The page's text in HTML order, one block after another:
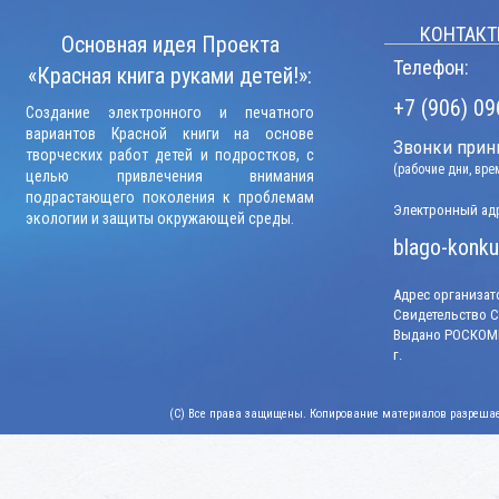
Основная идея Проекта
«Красная книга руками детей!»:
Создание электронного и печатного
вариантов Красной книги на основе
творческих работ детей и подростков, с
целью привлечения внимания
подрастающего поколения к проблемам
экологии и защиты окружающей среды.
Телефон:
+7 (906)
Звонки
(рабочие дни,
Электронный
blago-
Адрес
Свидетельство
Выдано
г.
(C) Все права защищены. Копирование материалов